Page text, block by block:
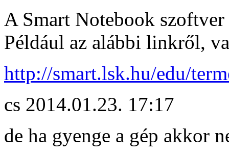
A Smart Notebook
Például az alábbi linkről,
http://smart.lsk.hu/edu/
cs 2014.01.23. 17:17
de ha gyenge a gép akkor